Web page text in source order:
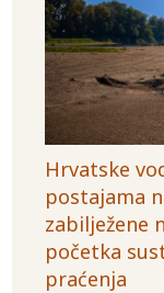
Hrvatske
postajama
zabilježene
početka
praćenja